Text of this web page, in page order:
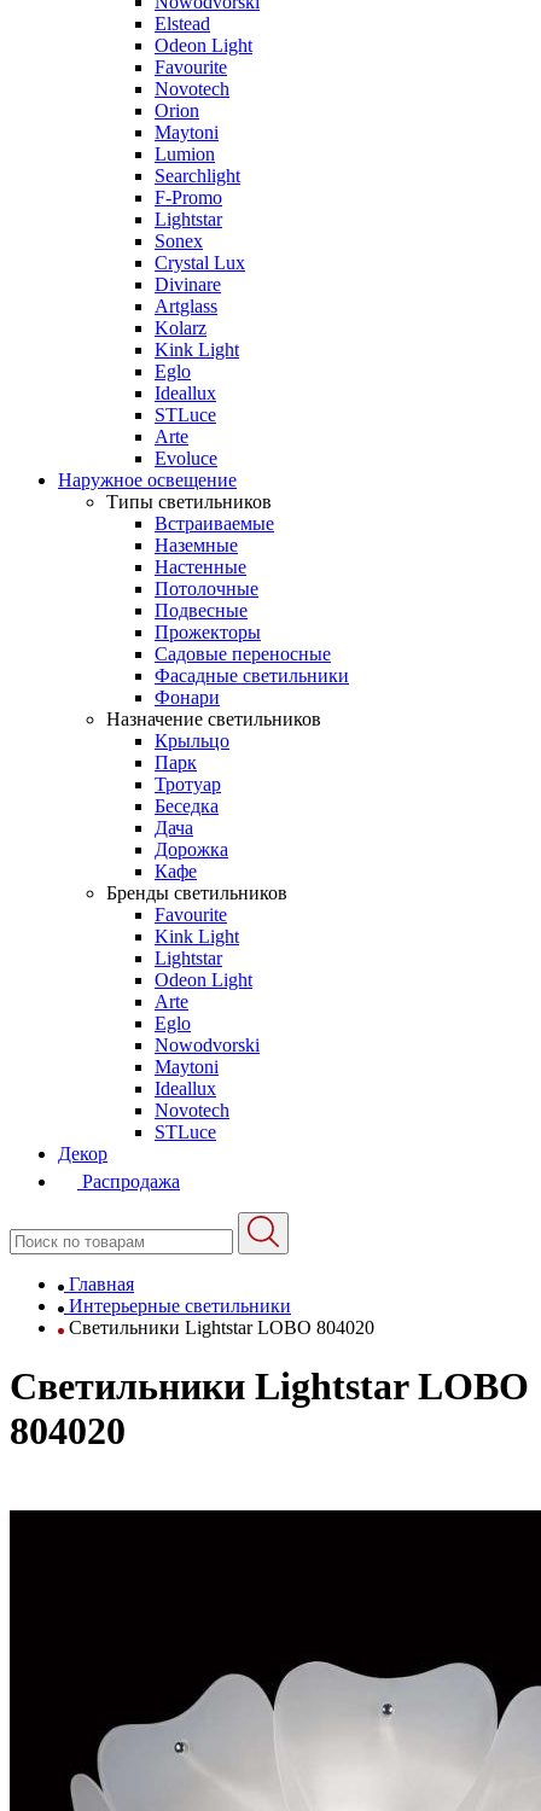
Elstead
Odeon Light
Favourite
Novotech
Orion
Maytoni
Lumion
Searchlight
F-Promo
Lightstar
Sonex
Crystal Lux
Divinare
Artglass
Kolarz
Kink Light
Eglo
Ideallux
STLuce
Arte
Evoluce
Наружное освещение
Типы светильников
Встраиваемые
Наземные
Настенные
Потолочные
Подвесные
Прожекторы
Садовые переносные
Фасадные светильники
Фонари
Назначение светильников
Крыльцо
Парк
Тротуар
Беседка
Дача
Дорожка
Кафе
Бренды светильников
Favourite
Kink Light
Lightstar
Odeon Light
Arte
Eglo
Nowodvorski
Maytoni
Ideallux
Novotech
STLuce
Декор
Распродажа
Главная
Интерьерные светильники
Светильники Lightstar LOBO 804020
Светильники Lightstar LOBO
804020